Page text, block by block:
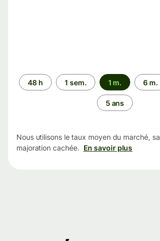
Période
48 h 1 sem. 1 m. 6 m.
5 ans
Nous utilisons le taux moyen du marché,
majoration cachée. En savoir plus